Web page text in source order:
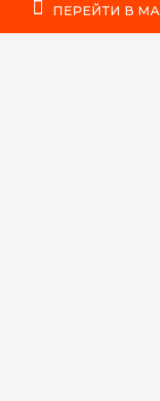
ПЕРЕЙТИ В